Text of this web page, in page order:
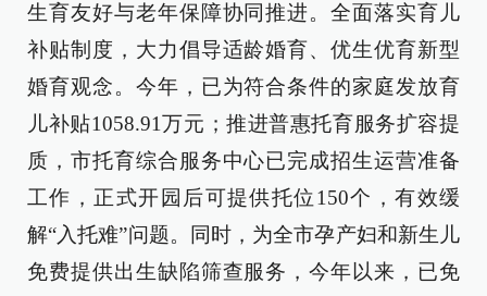
生育友好与老年保障协同推进。全面落实育儿
补贴制度，大力倡导适龄婚育、优生优育新型
婚育观念。今年，已为符合条件的家庭发放育
儿补贴1058.91万元；推进普惠托育服务扩容提
质，市托育综合服务中心已完成招生运营准备
工作，正式开园后可提供托位150个，有效缓
解“入托难”问题。同时，为全市孕产妇和新生儿
免费提供出生缺陷筛查服务，今年以来，已免